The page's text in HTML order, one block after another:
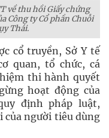
về thu hồi Giấy chứng
Công ty Cổ phần Chuỗi
Thái.
cổ truyền, Sở Y tế
quan, tổ chức, cá
thi hành quyết
hoạt động của
định pháp luật,
của người tiêu dùng